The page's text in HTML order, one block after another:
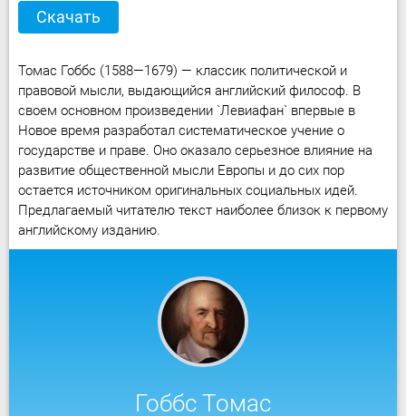
Скачать
Томас Гоббс (1588—1679) — классик политической и
правовой мысли, выдающийся английский философ. В
своем основном произведении `Левиафан` впервые в
Новое время разработал систематическое учение о
государстве и праве. Оно оказало серьезное влияние на
развитие общественной мысли Европы и до сих пор
остается источником оригинальных социальных идей.
Предлагаемый читателю текст наиболее близок к первому
английскому изданию.
Гоббс Томас